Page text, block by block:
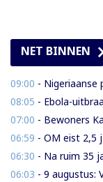
NET BINNEN
09:00 - Nigeriaanse pastor na
08:05 - Ebola-
07:00 - Bewoners Kalebaskreek
06:59 - OM eist 2,5 jaar cel
06:30 - Na ruim 35 jaar
06:03 - 9 augustus: